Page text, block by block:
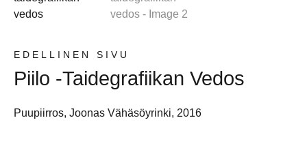
EDELLINEN SIVU
Piilo -taidegrafiikan Vedos
Puupiirros, Joonas Vähäsöyrinki, 2016